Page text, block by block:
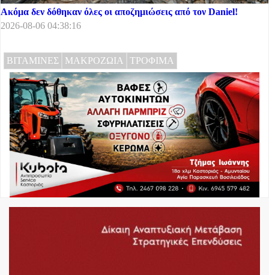
Ακόμα δεν δόθηκαν όλες οι αποζημιώσεις από τον Daniel!
2026-08-06 04:38:16
ΒΙΤΑΜΙΝΕΣ ΜΑΚΡΟΖΩΙΑ ΤΡΟΦΙΜΑ